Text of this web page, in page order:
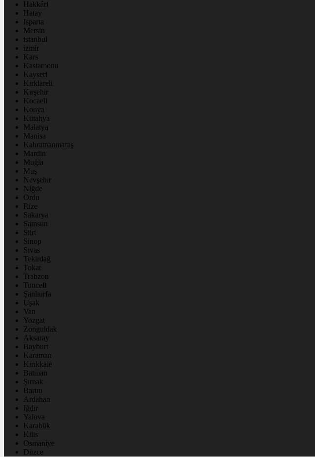
Hakkâri
Hatay
Isparta
Mersin
istanbul
izmir
Kars
Kastamonu
Kayseri
Kırklareli
Kırşehir
Kocaeli
Konya
Kütahya
Malatya
Manisa
Kahramanmaraş
Mardin
Muğla
Muş
Nevşehir
Niğde
Ordu
Rize
Sakarya
Samsun
Siirt
Sinop
Sivas
Tekirdağ
Tokat
Trabzon
Tunceli
Şanlıurfa
Uşak
Van
Yozgat
Zonguldak
Aksaray
Bayburt
Karaman
Kırıkkale
Batman
Şırnak
Bartın
Ardahan
Iğdır
Yalova
Karabük
Kilis
Osmaniye
Düzce